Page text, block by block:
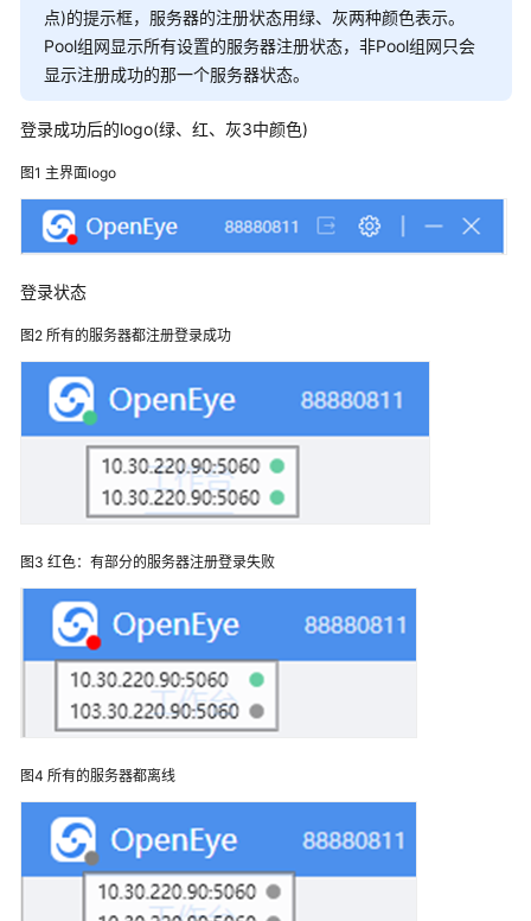
用
户
指
云
制
台
作
租
南
客
服
座
席
指
座
席
工
作
台
点)的提示框，服务器的注册状态用绿、灰两种颜色表示。
Pool组网显示所有设置的服务器注册状态，非Pool组网只会
显示注册成功的那一个服务器状态。
登录成功后的logo(绿、红、灰3中颜色)
图1 主界面logo
登录状态
图2 所有的服务器都注册登录成功
图3 红色：有部分的服务器注册登录失败
图4 所有的服务器都离线